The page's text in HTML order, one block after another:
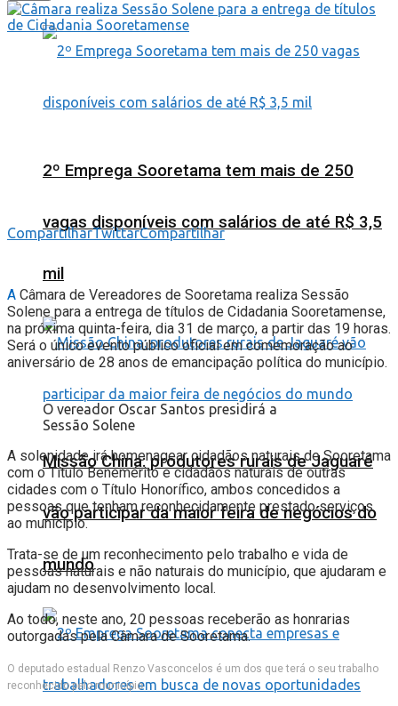
2º Emprega Sooretama tem mais de 250
vagas disponíveis com salários de até R$ 3,5
mil
Missão China: produtores rurais de Jaguaré
vão participar da maior feira de negócios do
mundo
CompartilharTwittarCompartilhar
A Câmara de Vereadores de Sooretama realiza Sessão
Solene para a entrega de títulos de Cidadania Sooretamense,
na próxima quinta-feira, dia 31 de março, a partir das 19 horas.
Será o único evento público oficial em comemoração ao
aniversário de 28 anos de emancipação política do município.
O vereador Oscar Santos presidirá a
Sessão Solene
A solenidade irá homenagear cidadãos naturais de Sooretama
com o Título Benemérito e cidadãos naturais de outras
cidades com o Título Honorífico, ambos concedidos a
pessoas que tenham reconhecidamente prestado serviços
ao município.
Trata-se de um reconhecimento pelo trabalho e vida de
pessoas naturais e não naturais do município, que ajudaram e
ajudam no desenvolvimento local.
Ao todo, neste ano, 20 pessoas receberão as honrarias
outorgadas pela Câmara de Sooretama.
O deputado estadual Renzo Vasconcelos é um dos que terá o seu trabalho
reconhecido pelo município